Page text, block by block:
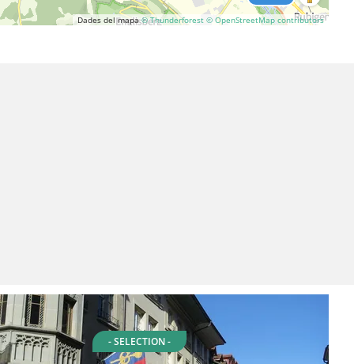
Dades del mapa© Thunderforest © OpenStreetMap contributors
- SELECTION -